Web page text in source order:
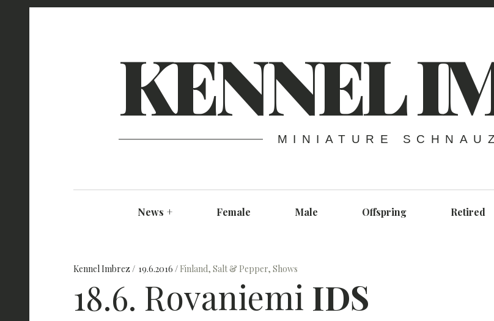
KENNEL
MINIATURE
News + Female Male Offspring Retired
Kennel Imbrez 19.6.2016 Finland, Salt & Pepper, Shows
18.6. Rovaniemi IDS